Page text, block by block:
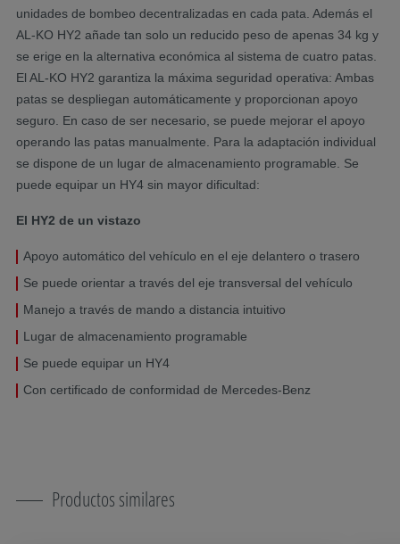
unidades de bombeo decentralizadas en cada pata. Además el
AL-KO HY2 añade tan solo un reducido peso de apenas 34 kg y
se erige en la alternativa económica al sistema de cuatro patas.
El AL-KO HY2 garantiza la máxima seguridad operativa: Ambas
patas se despliegan automáticamente y proporcionan apoyo
seguro. En caso de ser necesario, se puede mejorar el apoyo
operando las patas manualmente. Para la adaptación individual
se dispone de un lugar de almacenamiento programable. Se
puede equipar un HY4 sin mayor dificultad:
El HY2 de un vistazo
Apoyo automático del vehículo en el eje delantero o trasero
Se puede orientar a través del eje transversal del vehículo
Manejo a través de mando a distancia intuitivo
Lugar de almacenamiento programable
Se puede equipar un HY4
Con certificado de conformidad de Mercedes-Benz
Productos similares